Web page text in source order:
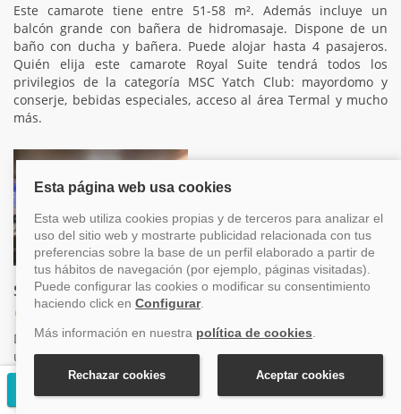
Este camarote tiene entre 51-58 m². Además incluye un
balcón grande con bañera de hidromasaje. Dispone de un
baño con ducha y bañera. Puede alojar hasta 4 pasajeros.
Quién elija este camarote Royal Suite tendrá todos los
privilegios de la categoría MSC Yatch Club: mayordomo y
conserje, bebidas especiales, acceso al área Termal y mucho
más.
Suite Premium
Categoría SL1
Descubre el lujo y la comodidad a bordo de la Suite Premium,
un espacio amplio y elegante diseñado para brindar una
experiencia de viaje exclusiva y placentera.Con una superficie
aproximada de 25 m², esta suite ofrece un ambiente
sofisticado con acabados de primera calidad, ideal para el